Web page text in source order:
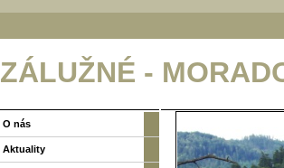
ZÁLUŽNÉ -
O nás
Aktuality